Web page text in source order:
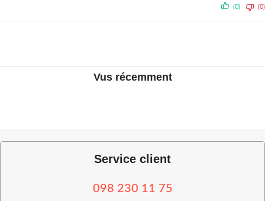
(0) (0)
Vus récemment
Service client
098 230 11 75